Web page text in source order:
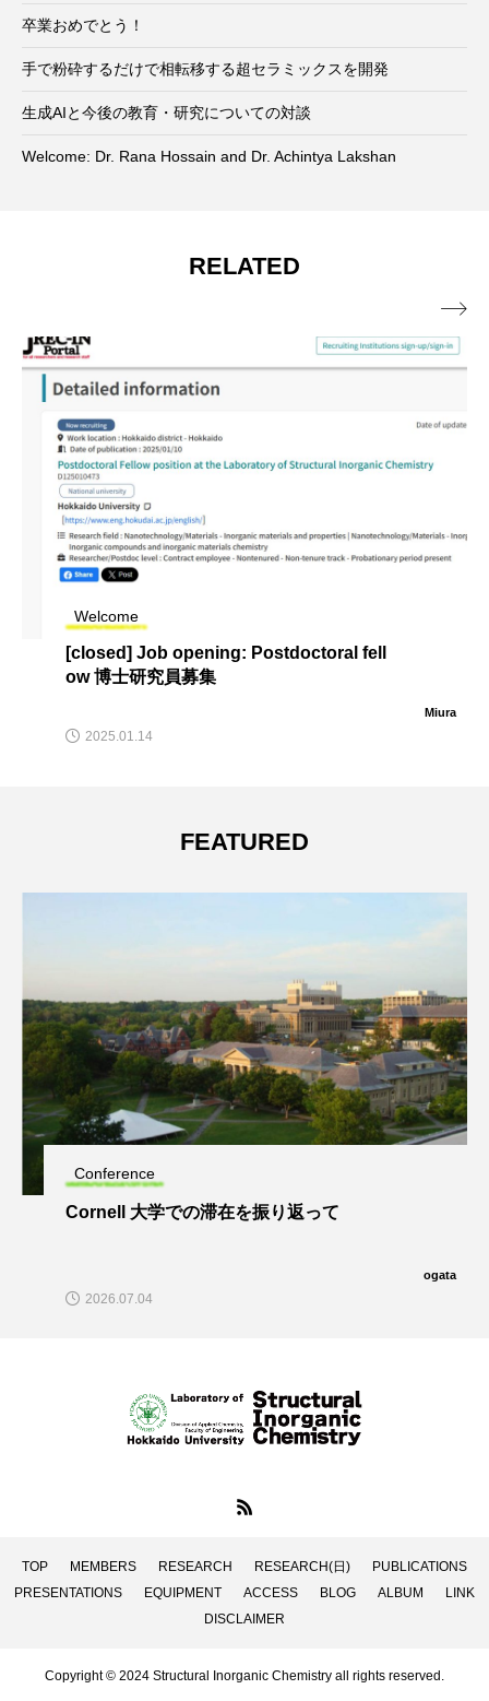
卒業おめでとう！
手で粉砕するだけで相転移する超セラミックスを開発
生成AIと今後の教育・研究についての対談
Welcome: Dr. Rana Hossain and Dr. Achintya Lakshan
RELATED
Welcome
[closed] Job opening: Postdoctoral fell
ow 博士研究員募集
Miura
2025.01.14

FEATURED
Conference
Cornell 大学での滞在を振り返って
ogata
2026.07.04
TOP MEMBERS RESEARCH RESEARCH(日)
PUBLICATIONS
PRESENTATIONS
EQUIPMENT ACCESS BLOG ALBUM
LINK
DISCLAIMER
Copyright © 2024 Structural Inorganic Chemistry all rights reserved.